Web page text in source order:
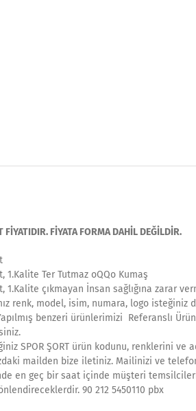
FİYATA FORMA DAHİL DEĞİLDİR.
1.Kalite Ter Tutmaz oQQo Kumaş
1.Kalite çıkmayan İnsan sağlığına zarar
renk, model, isim, numara, logo isteğiniz
benzeri ürünlerimizi Referanslı
SPOR ŞORT ürün kodunu, renklerini
mailden bize iletiniz. Mailinizi ve telefon
en geç bir saat içinde müşteri
90 212 5450110 pbx